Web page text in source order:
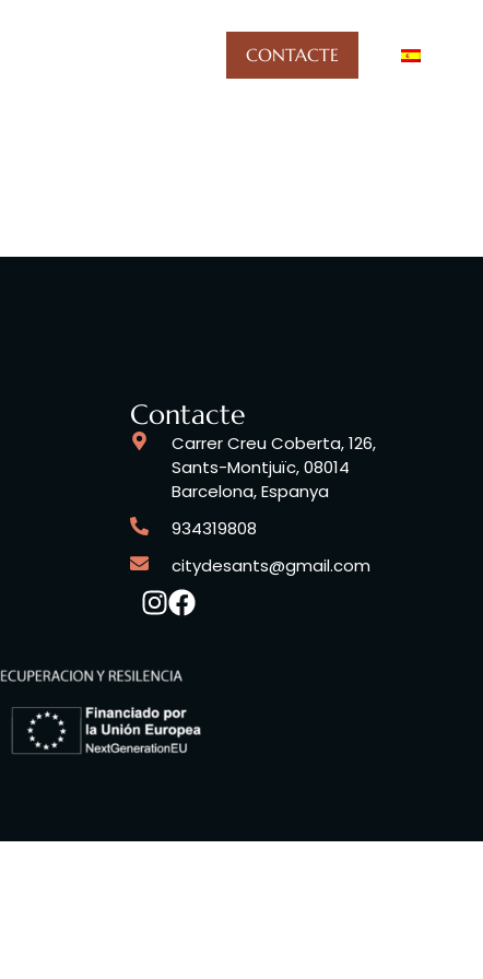
CONTACTE
Contacte
Carrer Creu Coberta, 126,
Sants-Montjuïc, 08014
Barcelona, Espanya
934319808
citydesants@gmail.com